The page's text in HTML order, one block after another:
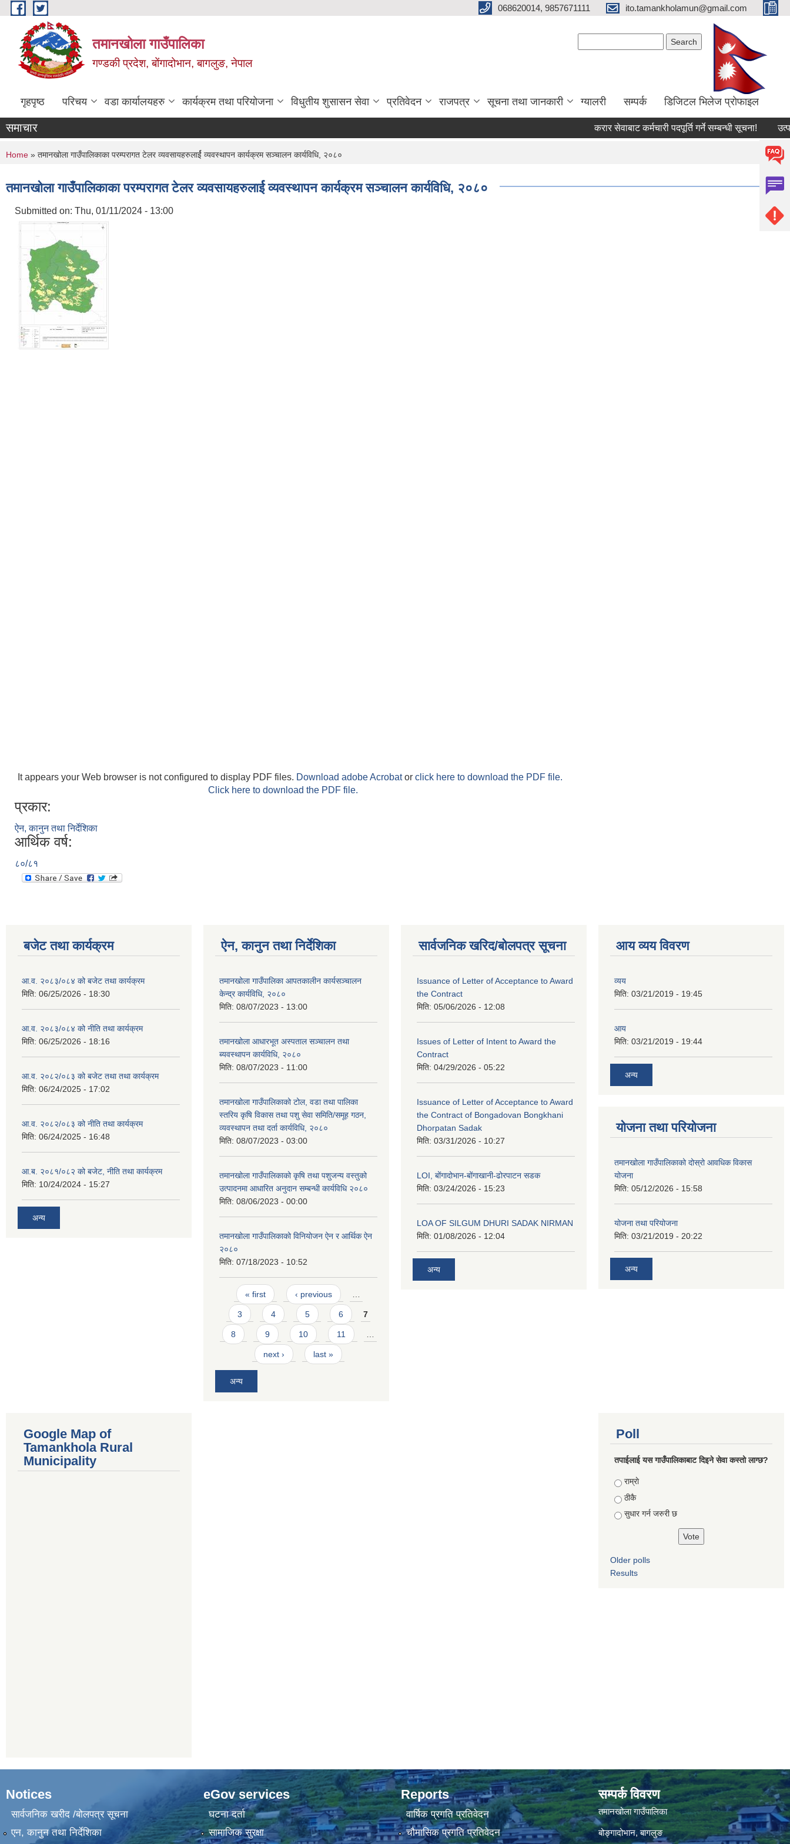
Skip to main content 068620014, 9857671111 ito.tamankholamun@gmail.com
तमानखोला गाउँपालिका
गण्डकी प्रदेश, बोंगादोभान, बागलुङ, नेपाल
गृहपृष्ठ परिचय वडा कार्यालयहरु कार्यक्रम तथा परियोजना विधुतीय शुसासन सेवा प्रतिवेदन राजपत्र सूचना तथा जानकारी ग्यालरी सम्पर्क डिजिटल भिलेज प्राेफाइल
समाचार करार सेवाबाट कर्मचारी पदपूर्ति गर्ने सम्बन्धी सूचना!
You are here
Home » तमानखोला गाउँपालिकाका परम्परागत टेलर व्यवसायहरुलार्ई व्यवस्थापन कार्यक्रम सञ्चालन कार्यविधि, २०८०
तमानखोला गाउँपालिकाका परम्परागत टेलर व्यवसायहरुलार्ई व्यवस्थापन कार्यक्रम सञ्चालन कार्यविधि, २०८०
Submitted on: Thu, 01/11/2024 - 13:00
It appears your Web browser is not configured to display PDF files. Download adobe Acrobator click here to download the PDF file.
Click here to download the PDF file.
प्रकार:
ऐन, कानुन तथा निर्देशिका
आर्थिक वर्ष:
८०/८१
बजेट तथा कार्यक्रम
आ.व. २०८३/०८४ को बजेट तथा कार्यक्रम
मिति: 06/25/2026 - 18:30
आ.व. २०८३/०८४ को नीति तथा कार्यक्रम
मिति: 06/25/2026 - 18:16
आ.व. २०८२/०८३ को बजेट तथा तथा कार्यक्रम
मिति: 06/24/2025 - 17:02
आ.व. २०८२/०८३ को नीति तथा कार्यक्रम
मिति: 06/24/2025 - 16:48
आ.ब. २०८१/०८२ को बजेट, नीति तथा कार्यक्रम
मिति: 10/24/2024 - 15:27
अन्य
ऐन, कानुन तथा निर्देशिका
तमानखोला गाउँपालिका आपतकालीन कार्यसञ्चालन
केन्द्र कार्यविधि, २०८०
मिति: 08/07/2023 - 13:00
तमानखोला आधारभूत अस्पताल सञ्चालन तथा
ब्यवस्थापन कार्यविधि, २०८०
मिति: 08/07/2023 - 11:00
तमानखोला गाउँपालिकाको टोल, वडा तथा पालिका
स्तरिय कृषि विकास तथा पशु सेवा समिति/समूह गठन,
व्‍यवस्थापन तथा दर्ता कार्यविधि, २०८०
मिति: 08/07/2023 - 03:00
तमानखोला गाउँपालिकाको कृषि तथा पशुजन्य वस्तुको
उत्पादनमा आधारित अनुदान सम्बन्धी कार्यविधि २०८०
मिति: 08/06/2023 - 00:00
तमानखोला गाउँपालिकाको विनियोजन ऐन र आर्थिक ऐन
२०८०
मिति: 07/18/2023 - 10:52
Pages
« first ‹ previous
3 4 5 6 7
8 9 10 11
next › last »
अन्य
सार्वजनिक खरिद/बोलपत्र सूचना
Issuance of Letter of Acceptance to Award
the Contract
मिति: 05/06/2026 - 12:08
Issues of Letter of Intent to Award the
Contract
मिति: 04/29/2026 - 05:22
Issuance of Letter of Acceptance to Award
the Contract of Bongadovan Bongkhani
Dhorpatan Sadak
मिति: 03/31/2026 - 10:27
LOI, बोंगादोभान-बोंगाखानी-ढोरपाटन सडक
मिति: 03/24/2026 - 15:23
LOA OF SILGUM DHURI SADAK NIRMAN
मिति: 01/08/2026 - 12:04
अन्य
आय व्यय विवरण
व्यय
मिति: 03/21/2019 - 19:45
आय
मिति: 03/21/2019 - 19:44
अन्य
योजना तथा परियोजना
तमानखोला गाउँपालिकाको दोस्रो आवधिक विकास
योजना
मिति: 05/12/2026 - 15:58
योजना तथा परियोजना
मिति: 03/21/2019 - 20:22
अन्य
Google Map of
Tamankhola Rural
Municipality
Poll
तपाईलाई यस गाउँपालिकाबाट दिइने सेवा कस्तो लाग्छ?
Choices
राम्राे
ठीकै
सुधार गर्न जरुरी छ
Older polls
Results
Notices
सार्वजनिक खरीद /बोलपत्र सूचना
एन, कानुन तथा निर्देशिका
eGov services
घटना दर्ता
सामाजिक सुरक्षा
Reports
वार्षिक प्रगति प्रतिवेदन
चौमासिक प्रगति प्रतिवेदन
सम्पर्क विवरण
तमानखोला गाउँपालिका
बोङ्गादोभान, बागलुङ